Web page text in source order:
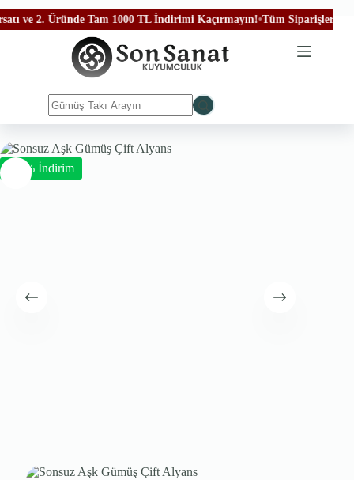
2. Üründe Tam 1000 TL İndirimi Kaçırmayın!•Tüm Siparişleriniz
-50% İndirim